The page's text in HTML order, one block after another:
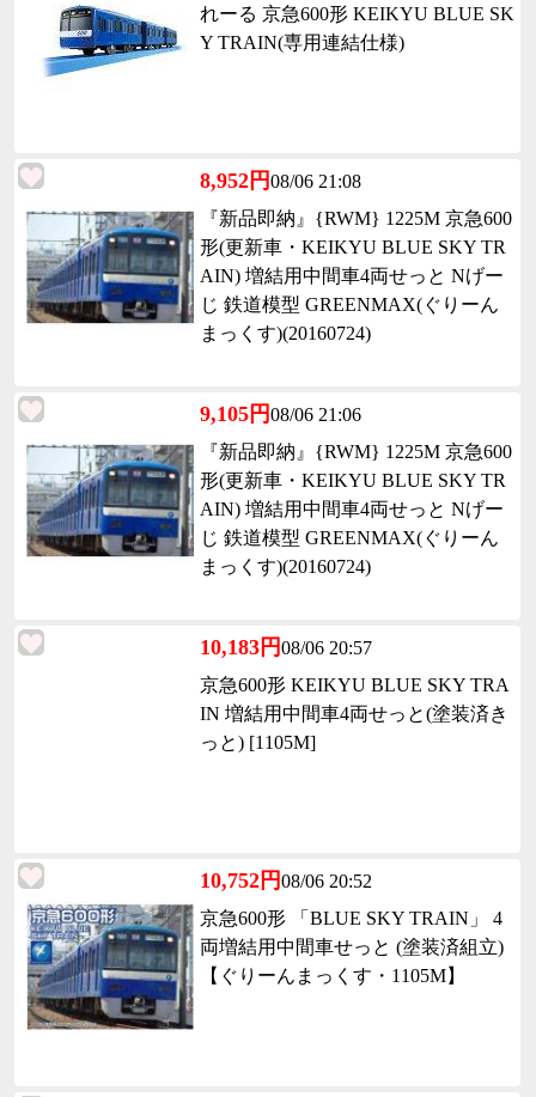
れーる 京急600形 KEIKYU BLUE SK
Y TRAIN(専用連結仕様)
8,952円08/06 21:08
『新品即納』{RWM} 1225M 京急600
形(更新車・KEIKYU BLUE SKY TR
AIN) 増結用中間車4両せっと Nげー
じ 鉄道模型 GREENMAX(ぐりーん
まっくす)(20160724)
9,105円08/06 21:06
『新品即納』{RWM} 1225M 京急600
形(更新車・KEIKYU BLUE SKY TR
AIN) 増結用中間車4両せっと Nげー
じ 鉄道模型 GREENMAX(ぐりーん
まっくす)(20160724)
10,183円08/06 20:57
京急600形 KEIKYU BLUE SKY TRA
IN 増結用中間車4両せっと(塗装済き
っと) [1105M]
10,752円08/06 20:52
京急600形 「BLUE SKY TRAIN」 4
両増結用中間車せっと (塗装済組立)
【ぐりーんまっくす・1105M】